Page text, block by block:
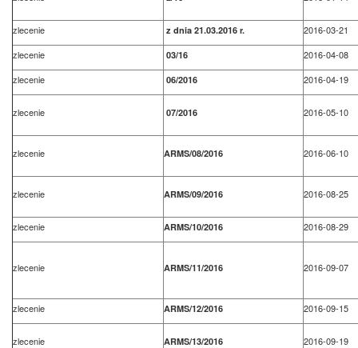
zlecenie z dnia 21.03.2016 r.
2016-03-21
zlecenie
03/16
2016-04-08
zlecenie
06/2016 2016-04-19
zlecenie 07/2016 2016-05-10
zlecenie ARMS/08/2016 2016-06-10
zlecenie ARMS/09/2016 2016-08-25
zlecenie ARMS/10/2016 2016-08-29
zlecenie ARMS/11/2016 2016-09-07
zlecenie ARMS/12/2016 2016-09-15
zlecenie ARMS/13/2016 2016-09-19